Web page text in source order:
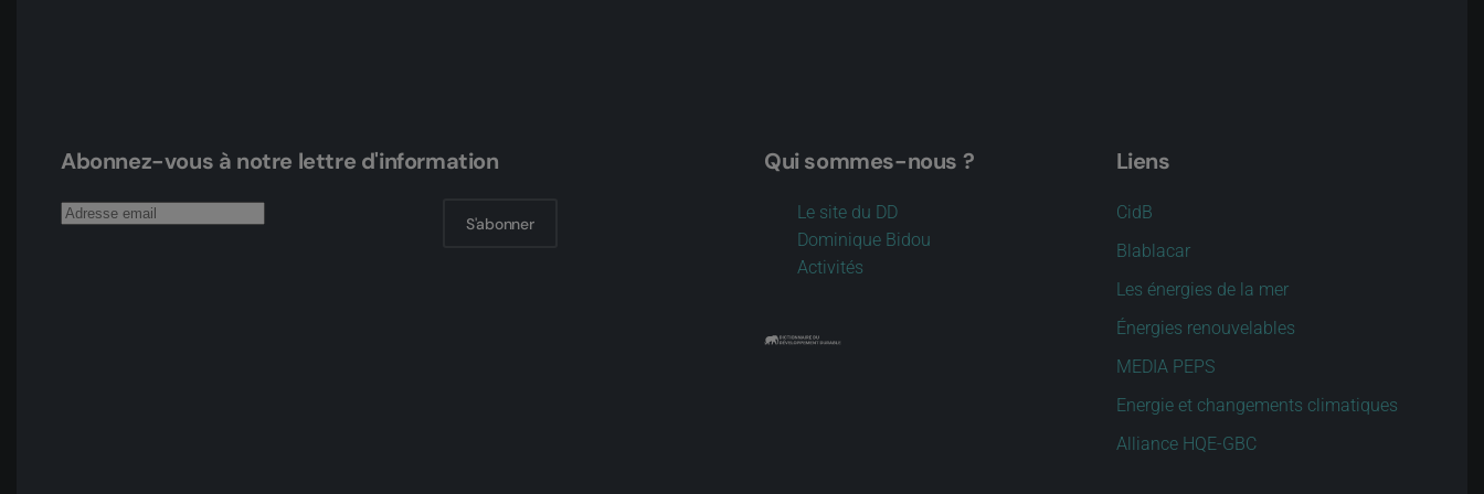
Abonnez-vous à notre lettre d'information
S'abonner
Qui sommes-nous ?
Le site du DD
Dominique Bidou
Activités
Liens
CidB
Blablacar
Les énergies de la mer
Énergies renouvelables
MEDIA PEPS
Energie et changements climatiques
Alliance HQE-GBC